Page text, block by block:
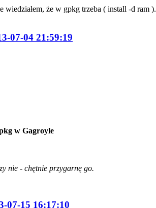
że w gpkg trzeba ( install -d ram ).
07-04 21:59:19
w Gagroyle
nie - chętnie przygarnę go.
07-15 16:17:10